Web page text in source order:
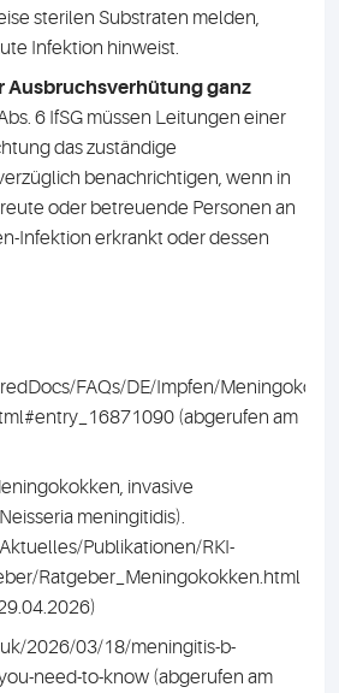
sterilen Substraten melden,
Infektion hinweist.
Ausbruchsverhütung ganz
6 IfSG müssen Leitungen einer
das zuständige
benachrichtigen, wenn in
oder betreuende Personen an
Infektion erkrankt oder dessen
FAQs/DE/Impfen/
(abgerufen am
invasive
meningitidis).
Publikationen/RKI-
Ratgeber_Meningokokken.html
2026/03/18/meningitis-b-
need-to-know (abgerufen am